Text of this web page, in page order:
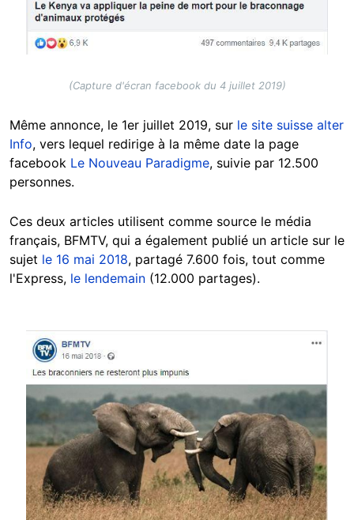
(Capture d'écran facebook du 4 juillet 2019)
Même annonce, le 1er juillet 2019, sur le site suisse alter
Info, vers lequel redirige à la même date la page
facebook Le Nouveau Paradigme, suivie par 12.500
personnes.
Ces deux articles utilisent comme source le média
français, BFMTV, qui a également publié un article sur le
sujet le 16 mai 2018, partagé 7.600 fois, tout comme
l'Express, le lendemain (12.000 partages).
Image